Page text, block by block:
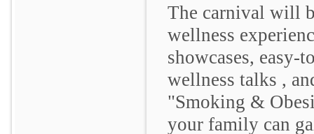
The carnival will
wellness
showcases, easy-
wellness talks ,
"Smoking &
your family can